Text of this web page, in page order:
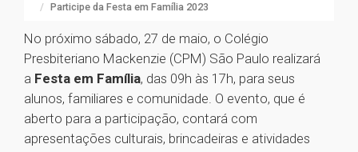
Participe da Festa em Família 2023
No próximo sábado, 27 de maio, o Colégio
Presbiteriano Mackenzie (CPM) São Paulo realizará
a Festa em Família, das 09h às 17h, para seus
alunos, familiares e comunidade. O evento, que é
aberto para a participação, contará com
apresentações culturais, brincadeiras e atividades